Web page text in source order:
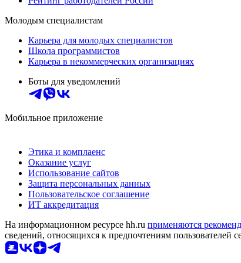
Молодым специалистам
Карьера для молодых специалистов
Школа программистов
Карьера в некоммерческих организациях
Боты для уведомлений
Мобильное приложение
Этика и комплаенс
Оказание услуг
Использование сайтов
Защита персональных данных
Пользовательское соглашение
ИТ аккредитация
На информационном ресурсе hh.ru применяются
сведений, относящихся к предпочтениям